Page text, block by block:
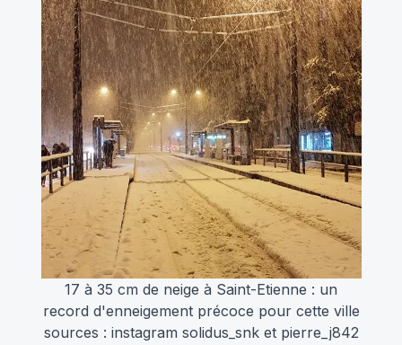
17 à 35 cm de neige à Saint-Etienne : un
record d'enneigement précoce pour cette ville
sources : instagram solidus_snk et pierre_j842